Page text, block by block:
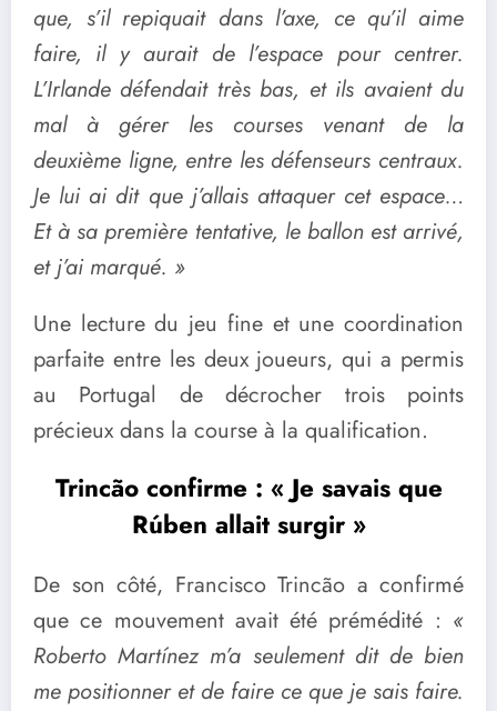
que, s’il repiquait dans l’axe, ce qu’il aime
faire, il y aurait de l’espace pour centrer.
L’Irlande défendait très bas, et ils avaient du
mal à gérer les courses venant de la
deuxième ligne, entre les défenseurs centraux.
Je lui ai dit que j’allais attaquer cet espace…
Et à sa première tentative, le ballon est arrivé,
et j’ai marqué. »
Une lecture du jeu fine et une coordination
parfaite entre les deux joueurs, qui a permis
au Portugal de décrocher trois points
précieux dans la course à la qualification.
Trincão confirme : « Je savais que
Rúben allait surgir »
De son côté, Francisco Trincão a confirmé
que ce mouvement avait été prémédité : «
Roberto Martínez m’a seulement dit de bien
me positionner et de faire ce que je sais faire.